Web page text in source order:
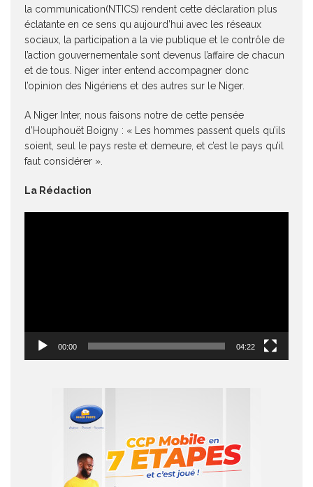
la communication(NTICS) rendent cette déclaration plus
éclatante en ce sens qu aujourd’hui avec les réseaux
sociaux, la participation a la vie publique et le contrôle de
l’action gouvernementale sont devenus l’affaire de chacun
et de tous. Niger inter entend accompagner donc
l’opinion des Nigériens et des autres sur le Niger.
A Niger Inter, nous faisons notre de cette pensée
d’Houphouët Boigny : « Les hommes passent quels qu’ils
soient, seul le pays reste et demeure, et c’est le pays qu’il
faut considérer ».
La Rédaction
00:00 04:22